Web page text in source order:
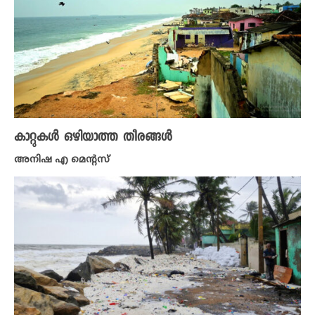
കാറ്റുകൾ ഒഴിയാത്ത തീരങ്ങൾ
അനിഷ എ മെന്റസ്